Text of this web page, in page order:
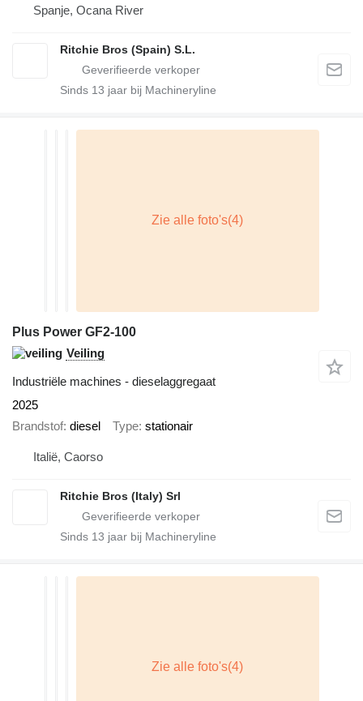
Spanje, Ocana River
Ritchie Bros (Spain) S.L.
Sinds 13 jaar bij Machineryline
Plus Power GF2-100
Veiling
Industriële machines - dieselaggregaat
2025
Brandstof diesel Type stationair
Italië, Caorso
Ritchie Bros (Italy) Srl
Sinds 13 jaar bij Machineryline